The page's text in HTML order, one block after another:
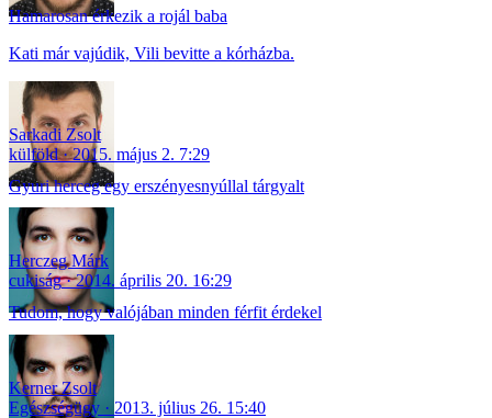
Hamarosan érkezik a rojál baba
Kati már vajúdik, Vili bevitte a kórházba.
Sarkadi Zsolt
külföld
2015. május 2. 7:29
Gyuri herceg egy erszényesnyúllal tárgyalt
Herczeg Márk
cukiság
2014. április 20. 16:29
Tudom, hogy valójában minden férfit érdekel
Kerner Zsolt
Egészségügy
2013. július 26. 15:40